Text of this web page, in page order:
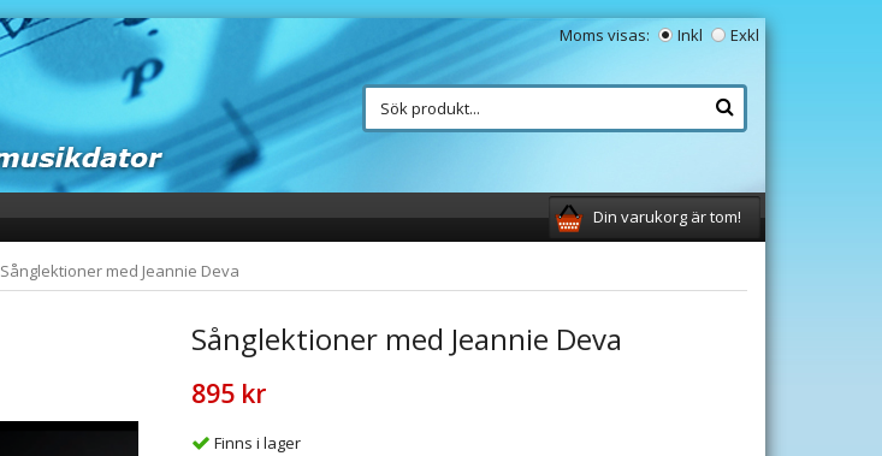
Moms visas: Inkl Exkl
Din varukorg är tom!
Sånglektioner med Jeannie Deva
Sånglektioner med Jeannie Deva
895 kr
Finns i lager